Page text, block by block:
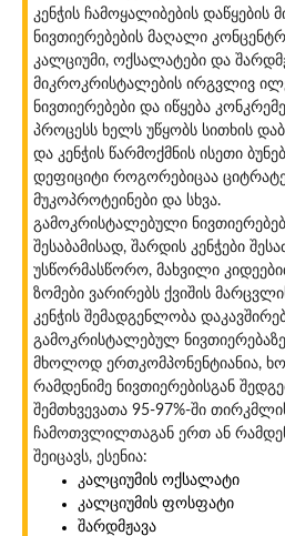
კენჭის ჩამოყალიბების დაწყების
ნივთიერებების მაღალი
კალციუმი, ოქსალატები და
მიკროკრისტალების ირგვლივ
ნივთიერებები და იწყება
პროცესს ხელს უწყობს სითხის
და კენჭის წარმოქმნის ისეთი
დეფიციტი როგორებიცაა
მუკოპროტეინები და სხვა.
გამოკრისტალებული
შესაბამისად, შარდის კენჭები
უსწორმასწორო, მახვილი
ზომები ვარირებს ქვიშის
კენჭის შემადგენლობა
გამოკრისტალებულ
მხოლოდ ერთკომპონენტიანია,
რამდენიმე ნივთიერებისგან
შემთხვევათა 95-97%-ში
ჩამოთვლილთაგან ერთ ან
შეიცავს, ესენია:
კალციუმის ოქსალატი
კალციუმის ფოსფატი
შარდმჟავა